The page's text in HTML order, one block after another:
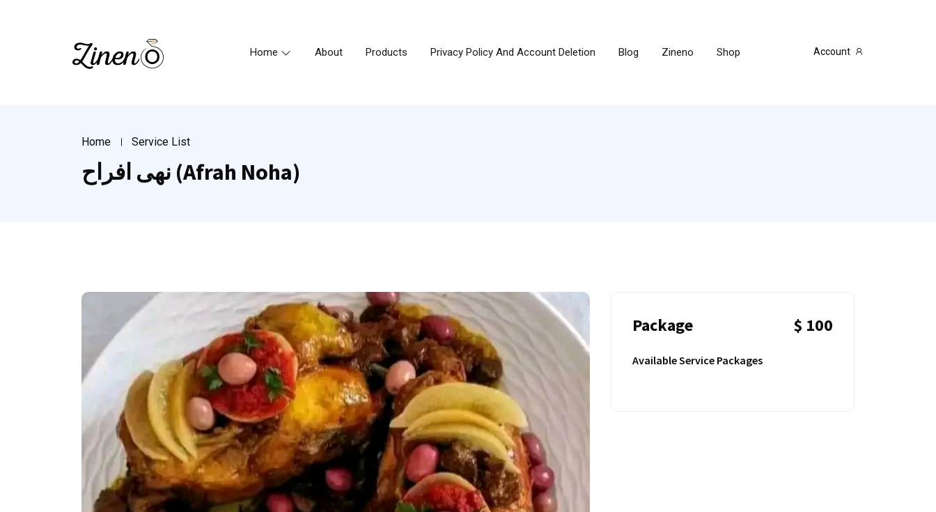
Home About Products Privacy Policy And Account Deletion Blog Zineno Shop Account
Home Service List
نهى افراح (Afrah Noha)
Package $ 100
Available Service Packages